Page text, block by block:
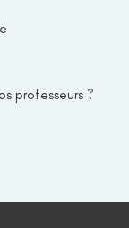
professeurs ?